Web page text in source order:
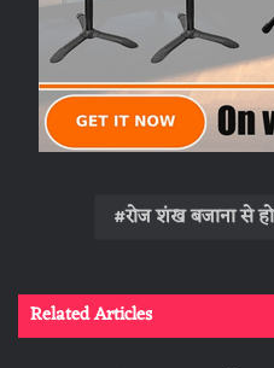
रोज शंख बजाना से
Related Articles